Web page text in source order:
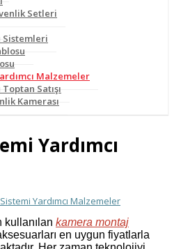
Setleri
Sistemleri
Malzemeler
Satışı
Kamerası
Yardımcı
Yardımcı Malzemeler
kullanılan kamera montaj
en uygun fiyatlarla